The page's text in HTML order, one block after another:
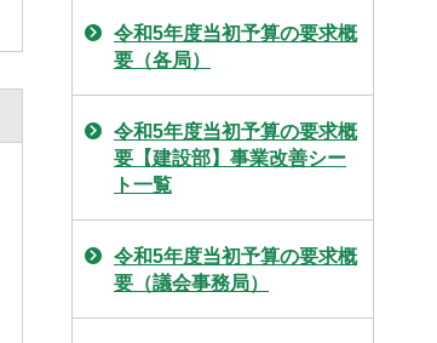
令和5年度当初予算の要求概
要（各局）
令和5年度当初予算の要求概
要【建設部】事業改善シー
ト一覧
令和5年度当初予算の要求概
要（議会事務局）